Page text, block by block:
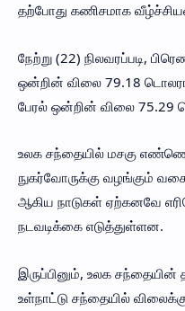
தற்போது கணிசமாக
நேற்று (22) நிலவரப்படி,
ஒன்றின் விலை 79.18
பேரல் ஒன்றின் விலை 75.29
உலக சந்தையில் மசகு
நுகர்வோருக்கு வழங்கும்
ஆகிய நாடுகள் ஏற்கனவே
நடவடிக்கை எடுத்துள்ளன.
இருப்பினும், உலக
உள்நாட்டு சந்தையில்